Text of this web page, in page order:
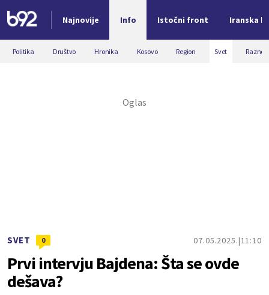
Najnovije Info Istočni front Iranska
Nova vest
Politika Društvo Hronika Kosovo Region Svet Razno
SVET 0 07.05.2025. 11:10
Prvi intervju Bajdena: Šta se ovde
dešava?